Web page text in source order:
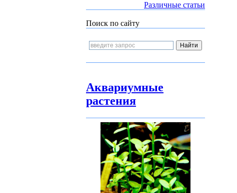
Различные статьи
Поиск по сайту
Аквариумные
растения